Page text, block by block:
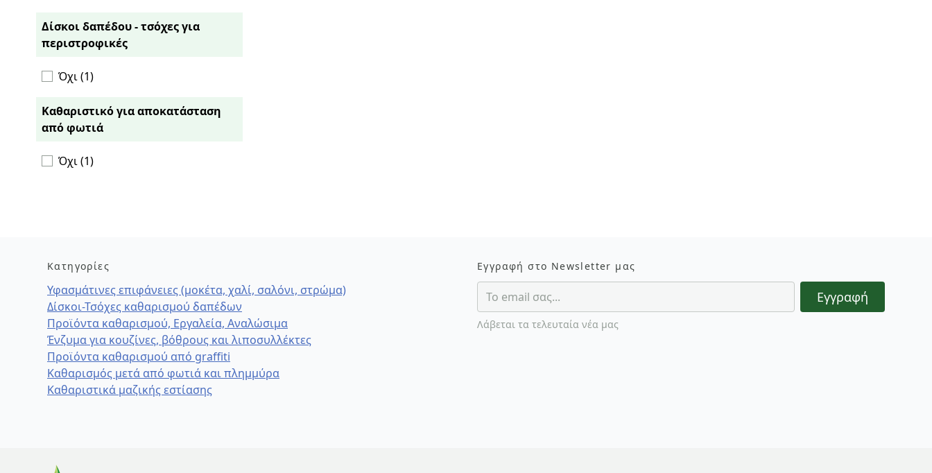
Δίσκοι δαπέδου - τσόχες για
περιστροφικές
Όχι (1)
Καθαριστικό για αποκατάσταση
από φωτιά
Όχι (1)
Κατηγορίες
Υφασμάτινες επιφάνειες (μοκέτα, χαλί, σαλόνι, στρώμα)
Δίσκοι-Τσόχες καθαρισμού δαπέδων
Προϊόντα καθαρισμού, Εργαλεία, Αναλώσιμα
Ένζυμα για κουζίνες, βόθρους και λιποσυλλέκτες
Προϊόντα καθαρισμού από graffiti
Καθαρισμός μετά από φωτιά και πλημμύρα
Καθαριστικά μαζικής εστίασης
Εγγραφή στο Newsletter μας
Εγγραφή
Λάβεται τα τελευταία νέα μας